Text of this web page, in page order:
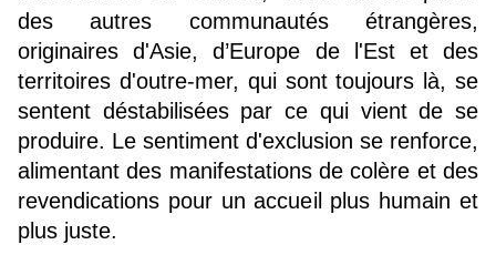
des autres communautés étrangères,
originaires d'Asie, d’Europe de l'Est et des
territoires d'outre-mer, qui sont toujours là, se
sentent déstabilisées par ce qui vient de se
produire. Le sentiment d'exclusion se renforce,
alimentant des manifestations de colère et des
revendications pour un accueil plus humain et
plus juste.